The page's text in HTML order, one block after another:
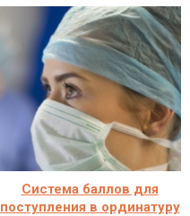
Система баллов для
поступления в ординатуру